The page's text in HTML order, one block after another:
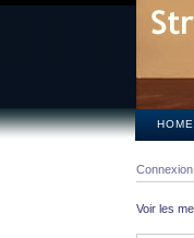
HOME
Connexion
Voir les